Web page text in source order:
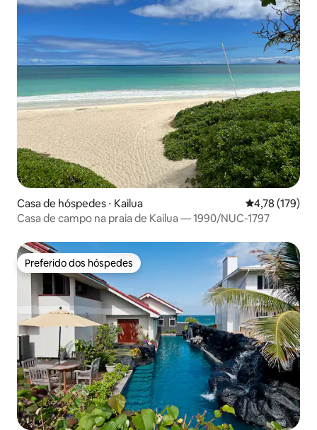
Casa de hóspedes ⋅ Kailua 4,78 de uma
4,78 (179)
Casa de campo na praia de Kailua — 1990/NUC-1797
Preferido dos hóspedes
Preferido dos hóspedes